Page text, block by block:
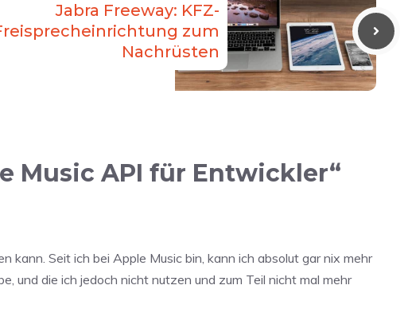
Jabra Freeway: KFZ-
zum
Nachrüsten
Music API für Entwickler“
kann. Seit ich bei Apple Music bin, kann ich absolut gar nix mehr
und die ich jedoch nicht nutzen und zum Teil nicht mal mehr